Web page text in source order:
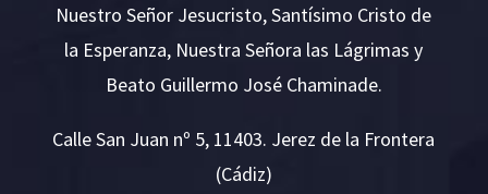
Nuestro Señor Jesucristo, Santísimo Cristo de
la Esperanza, Nuestra Señora las Lágrimas y
Beato Guillermo José Chaminade.
Calle San Juan nº 5, 11403. Jerez de la Frontera
(Cádiz)